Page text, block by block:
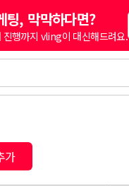
팅, 막막하다면?
진행까지 vling이 대신해드려요.
가